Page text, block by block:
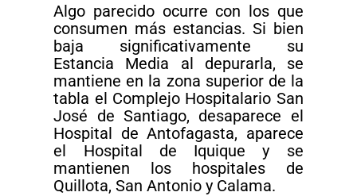
Algo parecido ocurre con los que
consumen más estancias. Si bien
baja significativamente su
Estancia Media al depurarla, se
mantiene en la zona superior de la
tabla el Complejo Hospitalario San
José de Santiago, desaparece el
Hospital de Antofagasta, aparece
el Hospital de Iquique y se
mantienen los hospitales de
Quillota, San Antonio y Calama.